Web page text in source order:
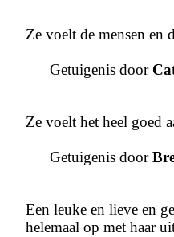
Ze voelt de mensen en
Getuigenis door
Ze voelt het heel goed
Getuigenis door
Een leuke en lieve en
helemaal op met haar